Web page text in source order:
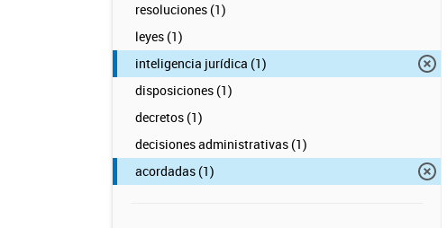
resoluciones (1)
leyes (1)
inteligencia jurídica (1)
disposiciones (1)
decretos (1)
decisiones administrativas (1)
acordadas (1)